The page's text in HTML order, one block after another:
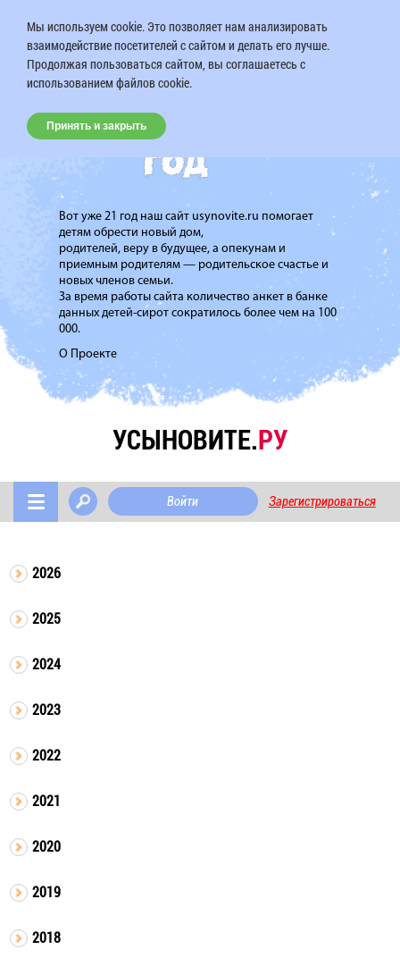
Вот уже 21 год наш сайт usynovite.ru помогает
детям обрести новый дом,
родителей, веру в будущее, а опекунам и
приемным родителям — родительское счастье и
новых членов семьи.
За время работы сайта количество анкет в банке
данных детей-сирот сократилось более чем на 100
000.
О Проекте
УСЫНОВИТЕ.РУ
Войти Зарегистрироваться
2026
2025
2024
2023
2022
2021
2020
2019
2018
Мы используем cookie. Это позволяет нам анализировать
взаимодействие посетителей с сайтом и делать его лучше.
Продолжая пользоваться сайтом, вы соглашаетесь с
использованием файлов cookie.
Принять и закрыть